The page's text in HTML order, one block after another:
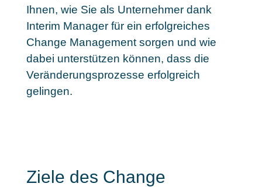
Ihnen, wie Sie als Unternehmer dank
Interim Manager für ein erfolgreiches
Change Management sorgen und wie
dabei unterstützen können, dass die
Veränderungsprozesse erfolgreich
gelingen.
Ziele des Change